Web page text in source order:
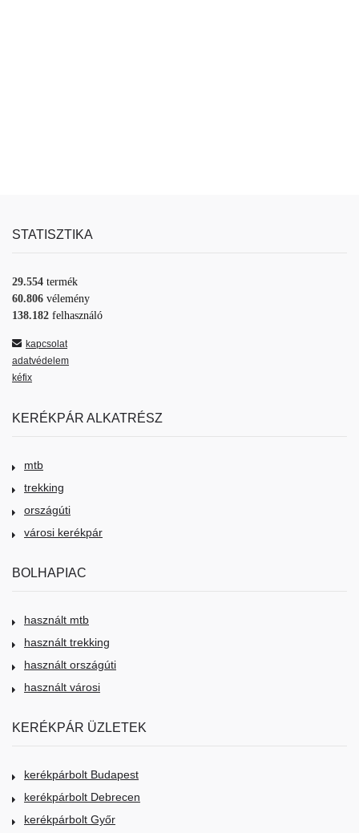
STATISZTIKA
29.554 termék
60.806 vélemény
138.182 felhasználó
kapcsolat
adatvédelem
kéfix
KERÉKPÁR ALKATRÉSZ
mtb
trekking
országúti
városi kerékpár
BOLHAPIAC
használt mtb
használt trekking
használt országúti
használt városi
KERÉKPÁR ÜZLETEK
kerékpárbolt Budapest
kerékpárbolt Debrecen
kerékpárbolt Győr